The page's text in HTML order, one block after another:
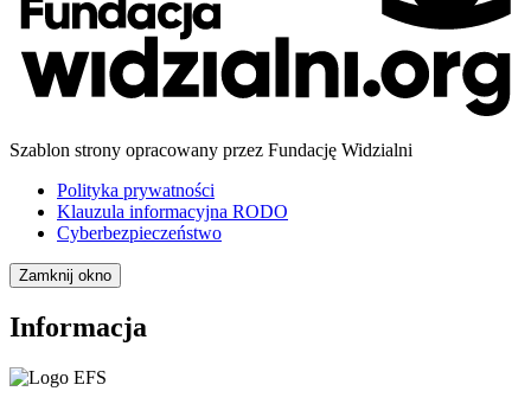
Szablon strony opracowany przez Fundację Widzialni
Polityka prywatności
Klauzula informacyjna RODO
Cyberbezpieczeństwo
Zamknij okno
Informacja